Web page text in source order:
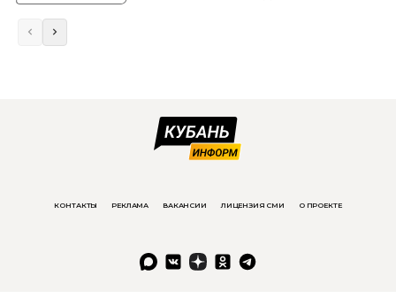
КОНТАКТЫ РЕКЛАМА ВАКАНСИИ ЛИЦЕНЗИЯ СМИ О ПРОЕКТЕ